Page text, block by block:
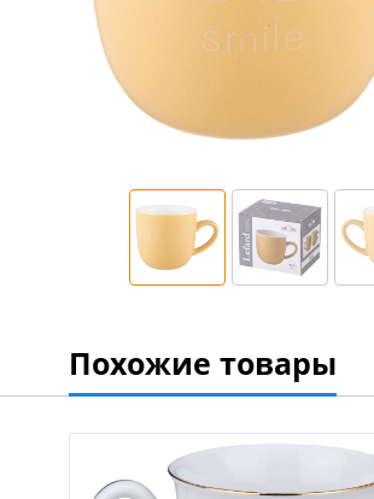
Похожие товары